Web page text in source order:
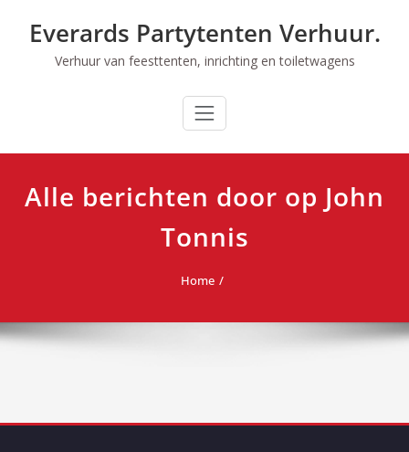
Everards Partytenten Verhuur.
Verhuur van feesttenten, inrichting en toiletwagens
Alle berichten door op John
Tonnis
Home